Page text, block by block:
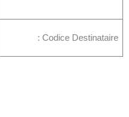
Codice Destinataire :